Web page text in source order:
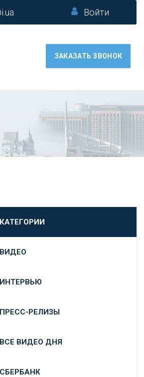
Войти
ЗАКАЗАТЬ ЗВОНОК
КАТЕГОРИИ
ВИДЕО
ИНТЕРВЬЮ
ПРЕСС-РЕЛИЗЫ
ВСЕ ВИДЕО ДНЯ
СБЕРБАНК